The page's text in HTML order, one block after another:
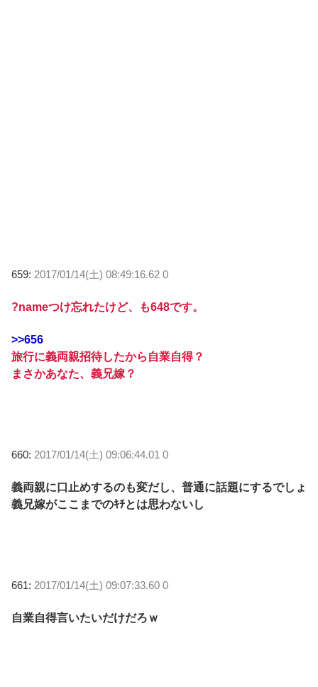
659: 2017/01/14(土) 08:49:16.62 0
?nameつけ忘れたけど、も648です。
>>656
旅行に義両親招待したから自業自得？
まさかあなた、義兄嫁？
660: 2017/01/14(土) 09:06:44.01 0
義両親に口止めするのも変だし、普通に話題にするでしょ
義兄嫁がここまでのｷﾁとは思わないし
661: 2017/01/14(土) 09:07:33.60 0
自業自得言いたいだけだろｗ